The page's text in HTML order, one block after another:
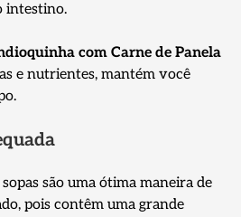
intestino.
com Carne de Panela
e nutrientes, mantém você
são uma ótima maneira de
pois contêm uma grande